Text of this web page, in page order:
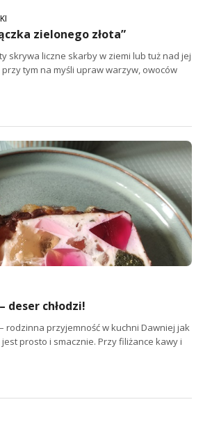
zielonego złota”
skrywa liczne skarby w ziemi lub tuż nad jej
tym na myśli upraw warzyw, owoców
deser chłodzi!
rodzinna przyjemność w kuchni Dawniej jak
prosto i smacznie. Przy filiżance kawy i